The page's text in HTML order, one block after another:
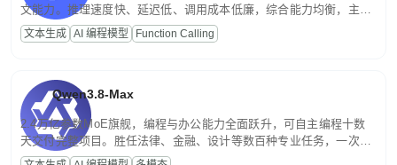
文能力。推理速度快、延迟低、调用成本低廉，综合能力均衡，主打
高并发、轻量化任务，适合日常对话、内容创作、基础 RAG、批量
文案处理等普惠刚需场景。
文本生成 AI 编程模型 Function Calling
Qwen3.8-Max
2.4万亿参数MoE旗舰，编程与办公能力全面跃升，可自主编程十数
天交付完整项目。胜任法律、金融、设计等数百种专业任务，一次对
话端到端交付生产级成果。原生视觉理解贯穿规划、执行与验证全流